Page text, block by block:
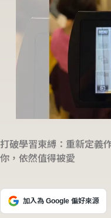
打破學習束縛：重新定義
你，依然值得被愛
加入為 Google 偏好來源